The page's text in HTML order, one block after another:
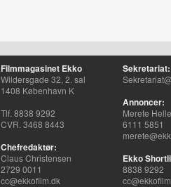
Filmmagasinet Ekko
Wildersgade 32, 2. sal
1408 København K
Tlf. 8838 9292
CVR. 3468 8443
Chefredaktør:
Claus Christensen
2729 0011
cc@ekkofilm.dk
Sekretariat:
Annoncer:
Merete
6111 5851
Ekko
8838 9292